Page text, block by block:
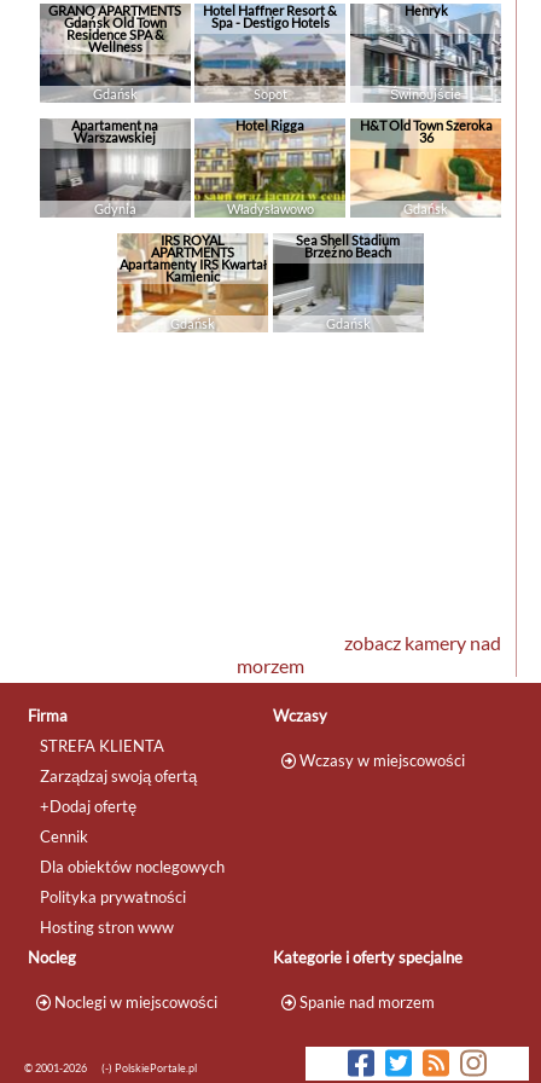
GRANO APARTMENTS
Gdańsk Old Town
Residence SPA &
Wellness
Gdańsk
Hotel Haffner Resort &
Spa - Destigo Hotels
Sopot
Henryk
Świnoujście
Apartament na
Warszawskiej
Gdynia
Hotel Rigga
Władysławowo
H&T Old Town Szeroka
36
Gdańsk
IRS ROYAL
APARTMENTS
Apartamenty IRS Kwartał
Kamienic
Gdańsk
Sea Shell Stadium
Brzeźno Beach
Gdańsk
zobacz kamery nad
morzem
Firma
STREFA KLIENTA
Zarządzaj swoją ofertą
+Dodaj ofertę
Cennik
Dla obiektów noclegowych
Polityka prywatności
Hosting stron www
Wczasy
Wczasy w miejscowości
Nocleg
Noclegi w miejscowości
Kategorie i oferty specjalne
Spanie nad morzem
© 2001-2026 (-) PolskiePortale.pl